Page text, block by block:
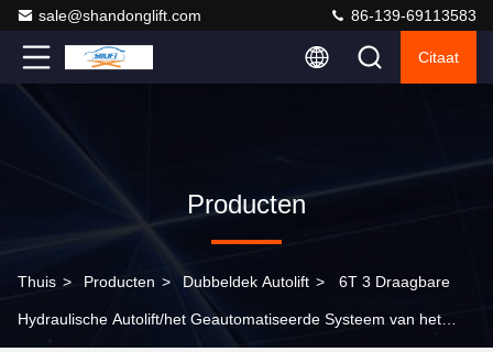
sale@shandonglift.com 86-139-69113583
Citaat
Producten
Thuis > Producten > Dubbeldek Autolift > 6T 3 Draagbare
Hydraulische Autolift/het Geautomatiseerde Systeem van het